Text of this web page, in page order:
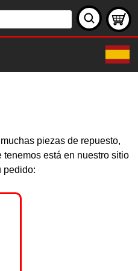
piezas de repuesto,
está en nuestro sitio
pedido: